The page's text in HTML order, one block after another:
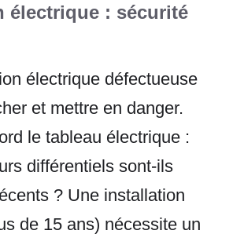
électrique : sécurité
électrique défectueuse
et mettre en danger.
le tableau électrique :
différentiels sont-ils
? Une installation
de 15 ans) nécessite un